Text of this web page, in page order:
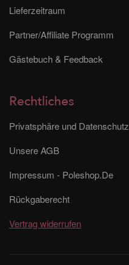
Lieferzeitraum
Partner/Affiliate Programm
Gästebuch & Feedback
Rechtliches
Privatsphäre und Datenschutz
Unsere AGB
Impressum - Poleshop.De
Rückgaberecht
Vertrag widerrufen